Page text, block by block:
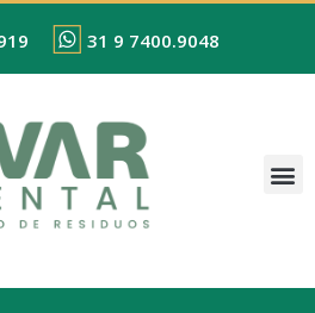
31 9 7400.9048